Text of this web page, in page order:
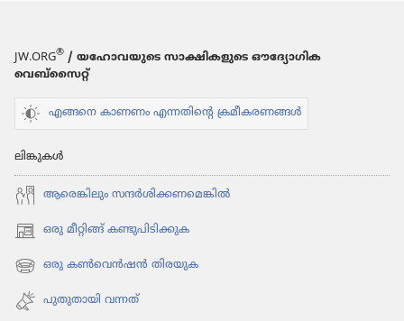
JW.ORG® / യഹോവയുടെ സാക്ഷികളുടെ ഔദ്യോഗിക
വെബ്സൈറ്റ്
എങ്ങനെ കാണണം എന്നതിന്റെ ക്രമീകരണങ്ങൾ
ലിങ്കുകൾ
ആരെങ്കി​ലും സന്ദർശി​ക്ക​ണ​മെ​ങ്കിൽ
ഒരു മീറ്റിങ്ങ് കണ്ടുപിടിക്കുക
(പുതിയ
പേജ്
തുറക്കുക)
ഒരു കൺവെൻഷൻ തിരയുക
(പുതിയ
പേജ്
തുറക്കുക)
പുതുതായി വന്നത്‌